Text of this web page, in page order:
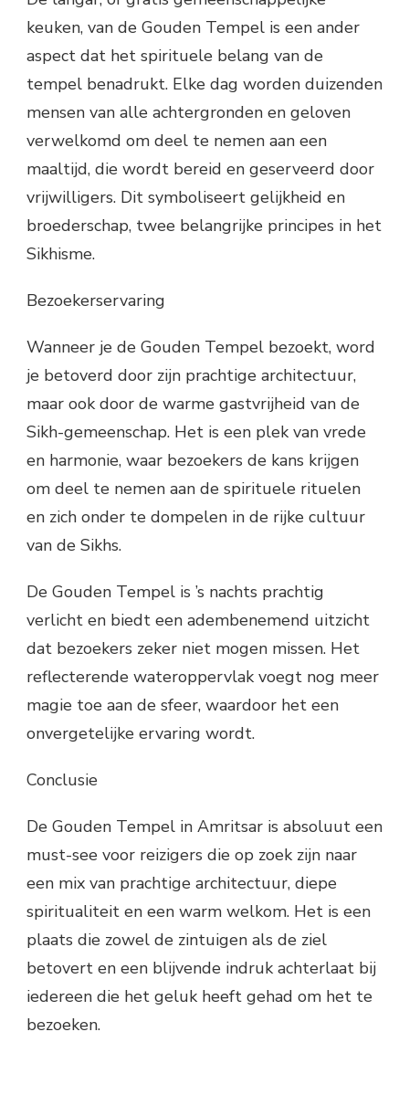
keuken, van de Gouden Tempel is een ander
aspect dat het spirituele belang van de
tempel benadrukt. Elke dag worden duizenden
mensen van alle achtergronden en geloven
verwelkomd om deel te nemen aan een
maaltijd, die wordt bereid en geserveerd door
vrijwilligers. Dit symboliseert gelijkheid en
broederschap, twee belangrijke principes in het
Sikhisme.
Bezoekerservaring
Wanneer je de Gouden Tempel bezoekt, word
je betoverd door zijn prachtige architectuur,
maar ook door de warme gastvrijheid van de
Sikh-gemeenschap. Het is een plek van vrede
en harmonie, waar bezoekers de kans krijgen
om deel te nemen aan de spirituele rituelen
en zich onder te dompelen in de rijke cultuur
van de Sikhs.
De Gouden Tempel is ’s nachts prachtig
verlicht en biedt een adembenemend uitzicht
dat bezoekers zeker niet mogen missen. Het
reflecterende wateroppervlak voegt nog meer
magie toe aan de sfeer, waardoor het een
onvergetelijke ervaring wordt.
Conclusie
De Gouden Tempel in Amritsar is absoluut een
must-see voor reizigers die op zoek zijn naar
een mix van prachtige architectuur, diepe
spiritualiteit en een warm welkom. Het is een
plaats die zowel de zintuigen als de ziel
betovert en een blijvende indruk achterlaat bij
iedereen die het geluk heeft gehad om het te
bezoeken.